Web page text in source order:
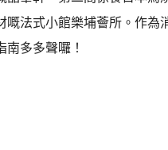
法式小館樂埔薈所。作為
多多聲囉！